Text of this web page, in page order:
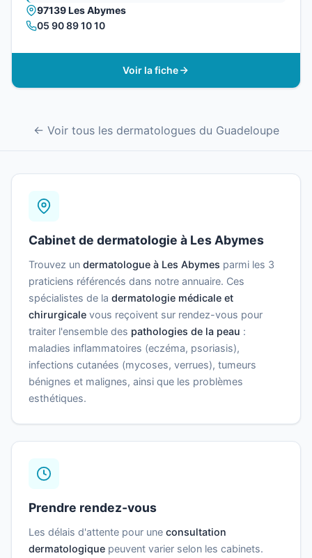
97139 Les Abymes
05 90 89 10 10
Voir la fiche
← Voir tous les dermatologues du Guadeloupe
Cabinet de dermatologie à Les Abymes
Trouvez un dermatologue à Les Abymes parmi les 3
praticiens référencés dans notre annuaire. Ces
spécialistes de la dermatologie médicale et
chirurgicale vous reçoivent sur rendez-vous pour
traiter l'ensemble des pathologies de la peau :
maladies inflammatoires (eczéma, psoriasis),
infections cutanées (mycoses, verrues), tumeurs
bénignes et malignes, ainsi que les problèmes
esthétiques.
Prendre rendez-vous
Les délais d'attente pour une consultation
dermatologique peuvent varier selon les cabinets.